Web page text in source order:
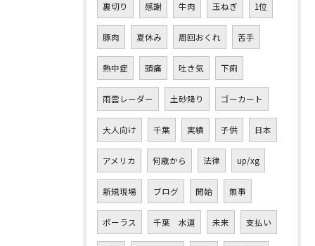
裏切り 感謝 牛肉 玉ねぎ 1位
豚肉 夏休み 周回おくれ 苦手
熱中症 頭痛 吐き気 下痢
雨雲レーダー 土砂降り ゴーカート
大人向け 千葉 実績 子供 日本
アメリカ 何歳から 法律 up/xg
新規現場 ブログ 開始 無事
ポーラス 千葉 水道 未来 支払い